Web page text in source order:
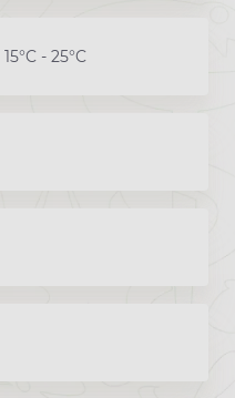
15°C - 25°C